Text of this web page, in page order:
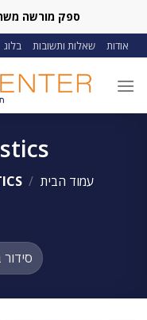
content
ספק מורשה משרד
אודות שאלות ותשובות בלוג
עמוד הבית /
BRANDS